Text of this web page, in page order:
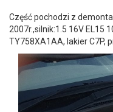
Część pochodzi z
2007r.,silnik:1.5 16V EL15
TY758XA1AA, lakier C7P,